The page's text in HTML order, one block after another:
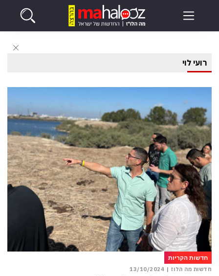
רועי לוי
חדשות הקריות
חדשות מה הלוז | 13/10/2024